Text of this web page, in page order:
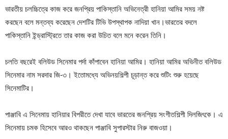
ভারতীয় চলচ্চিত্রে কাজ করে জনপ্রিয় পাকিস্তানি অভিনেত্রী হানিয়া আমির সময় নষ্ট
করছেন বলে মন্তব্য করেছেন দেশটির টিভি উপস্থাপক নাদিয়া খান।ভারতের বদলে
পাকিস্তানি ইন্ড্রাস্ট্রিতে তার কাজ করা উচিত বলে মনে করেন তিনি।
চলতি বছরেই বলিউড সিনেমার পর্দা কাঁপাবেন হানিয়া আমির। হানিয়া আমির অভিনীত বলিউড
সিনেমার নাম সরদার জি-৩। ইতোমধ্যে অভিনয়শিল্পী চূড়ান্ত করে শুটিং শুরু হয়েছে
সিনেমাটির।
পাঞ্জাবি এ সিনেমায় হানিয়ার বিপরীতে দেখা যাবে ভারতের জনপ্রিয় সংগীতশিল্পী দিলজিৎকে। এ
সিনেমায় চমক হিসেবে আরও থাকছেন পাঞ্জাবি সুপারস্টার নিরু বাজওয়া।